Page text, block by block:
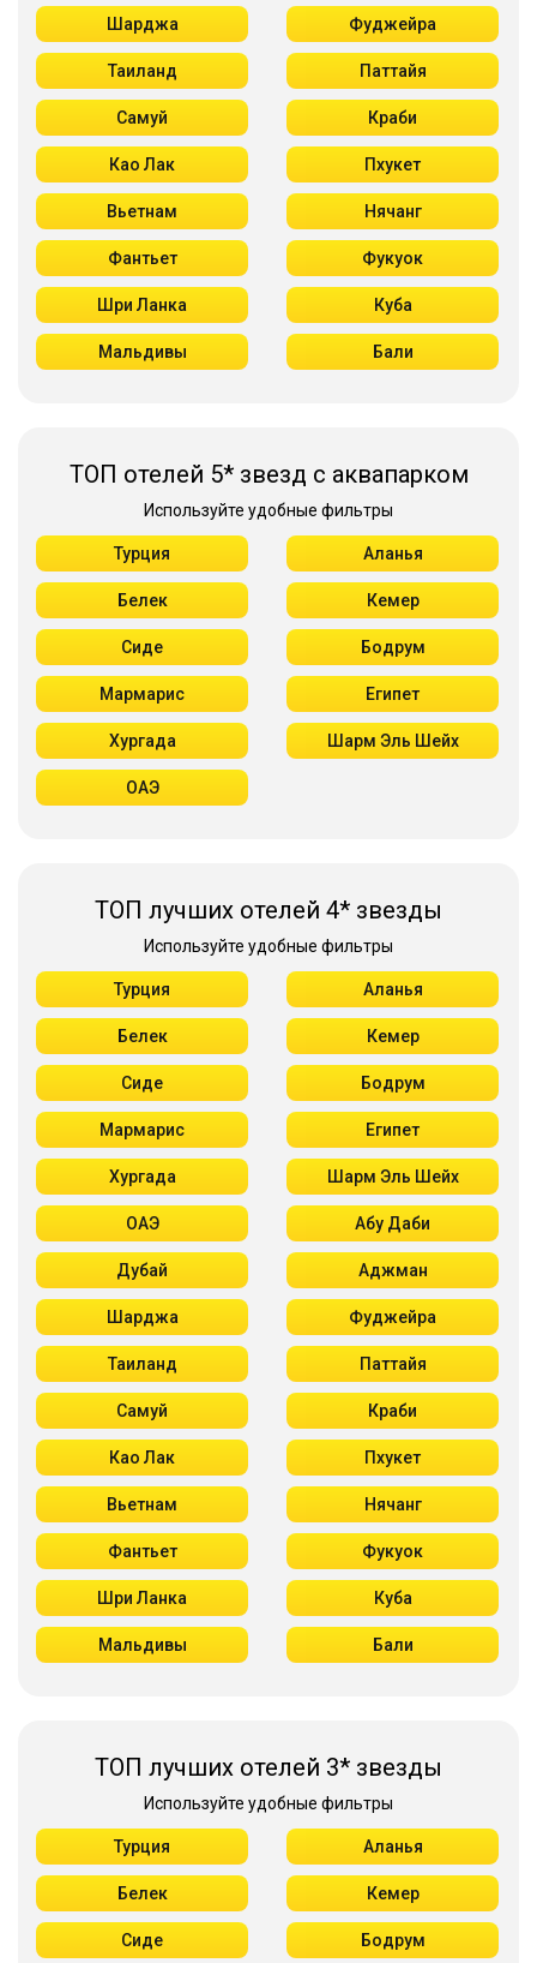
Шарджа Фуджейра
Таиланд Паттайя
Самуй Краби
Као Лак Пхукет
Вьетнам Нячанг
Фантьет Фукуок
Шри Ланка Куба
Мальдивы Бали
ТОП отелей 5* звезд с аквапарком
Используйте удобные фильтры
Турция Аланья
Белек Кемер
Сиде Бодрум
Мармарис Египет
Хургада Шарм Эль Шейх
ОАЭ
ТОП лучших отелей 4* звезды
Используйте удобные фильтры
Турция Аланья
Белек Кемер
Сиде Бодрум
Мармарис Египет
Хургада Шарм Эль Шейх
ОАЭ Абу Даби
Дубай Аджман
Шарджа Фуджейра
Таиланд Паттайя
Самуй Краби
Као Лак Пхукет
Вьетнам Нячанг
Фантьет Фукуок
Шри Ланка Куба
Мальдивы Бали
ТОП лучших отелей 3* звезды
Используйте удобные фильтры
Турция Аланья
Белек Кемер
Сиде Бодрум